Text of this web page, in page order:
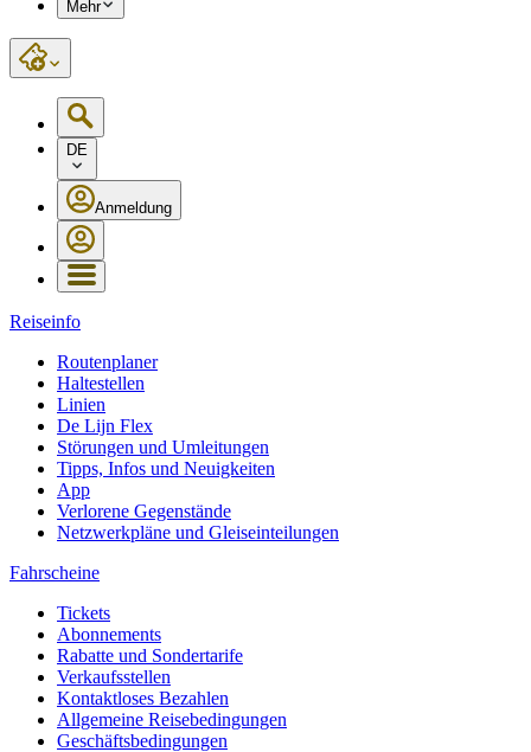
Mehr
DE
Anmeldung
Reiseinfo
Routenplaner
Haltestellen
Linien
De Lijn Flex
Störungen und Umleitungen
Tipps, Infos und Neuigkeiten
App
Verlorene Gegenstände
Netzwerkpläne und Gleiseinteilungen
Fahrscheine
Tickets
Abonnements
Rabatte und Sondertarife
Verkaufsstellen
Kontaktloses Bezahlen
Allgemeine Reisebedingungen
Geschäftsbedingungen